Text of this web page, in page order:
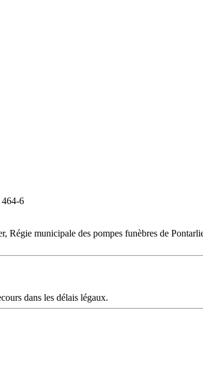
6
Régie municipale des pompes funèbres de
dans les délais légaux.